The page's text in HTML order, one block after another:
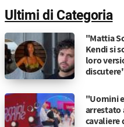
Ultimi di Categoria
"Mattia
Kendi si
loro
"Uomini
arrestato
cavaliere